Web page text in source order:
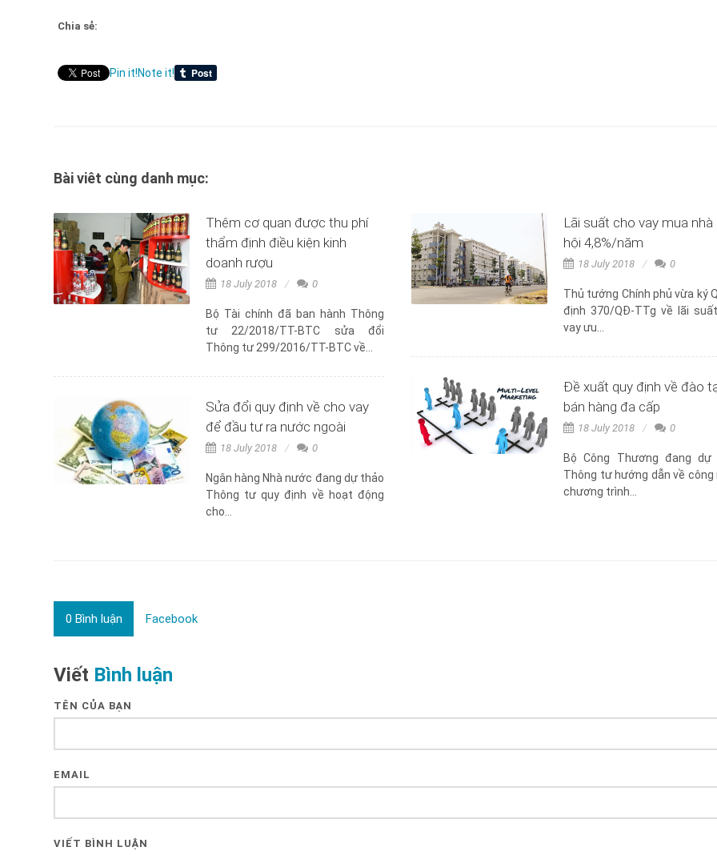
Chia sẻ:
Pin it!Note it!
Bài viêt cùng danh mục:
Thêm cơ quan được thu phí
thẩm định điều kiện kinh
doanh rượu
18 July 2018 0
Bộ Tài chính đã ban hành Thông
tư 22/2018/TT-BTC sửa đổi
Thông tư 299/2016/TT-BTC về...
Sửa đổi quy định về cho vay
để đầu tư ra nước ngoài
18 July 2018 0
Ngân hàng Nhà nước đang dự thảo
Thông tư quy định về hoạt động
cho...
Lãi suất cho vay mua nhà
hội 4,8%/năm
18 July 2018 0
Thủ tướng Chính phủ vừa ký
định 370/QĐ-TTg về lãi
vay ưu...
Đề xuất quy định về đào
bán hàng đa cấp
18 July 2018 0
Bộ Công Thương đang dự
Thông tư hướng dẫn về công
chương trình...
0 Bình luận Facebook
Viết Bình luận
TÊN CỦA BẠN
EMAIL
VIẾT BÌNH LUẬN